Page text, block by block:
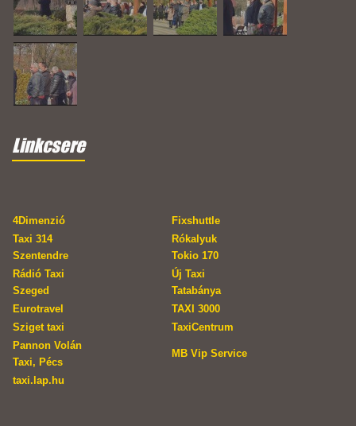
Linkcsere
4Dimenzió
Fixshuttle
Taxi 314
Szentendre
Rókalyuk
Tokio 170
Rádió Taxi
Szeged
Új Taxi
Tatabánya
Eurotravel
TAXI 3000
Sziget taxi
TaxiCentrum
Pannon Volán
Taxi, Pécs
MB Vip Service
taxi.lap.hu